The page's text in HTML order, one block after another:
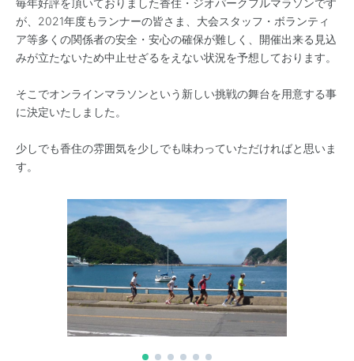
毎年好評を頂いておりました香住・ジオパークフルマラソンです
が、2021年度もランナーの皆さま、大会スタッフ・ボランティ
ア等多くの関係者の安全・安心の確保が難しく、開催出来る見込
みが立たないため中止せざるをえない状況を予想しております。
そこでオンラインマラソンという新しい挑戦の舞台を用意する事
に決定いたしました。
少しでも香住の雰囲気を少しでも味わっていただければと思いま
す。